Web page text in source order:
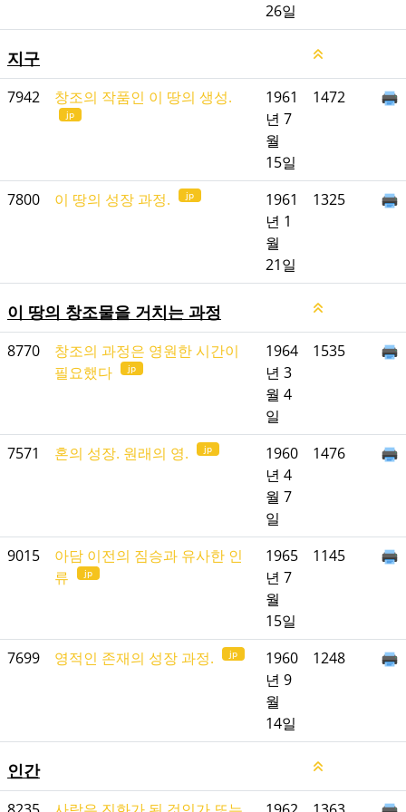
26일
지구
7942 창조의 작품인 이 땅의 생성.
jp
1961
년 7
월
15일
1472
7800 이 땅의 성장 과정. jp
1961
년 1
월
21일
1325
이 땅의 창조물을 거치는 과정
8770
창조의 과정은 영원한 시간이
필요했다
jp
1964
년 3
월 4
일
1535
7571 혼의 성장. 원래의 영. jp
1960
년 4
월 7
일
1476
9015
아담 이전의 짐승과 유사한 인
류
jp
1965
년 7
월
15일
1145
7699 영적인 존재의 성장 과정. jp
1960
년 9
월
14일
1248
인간